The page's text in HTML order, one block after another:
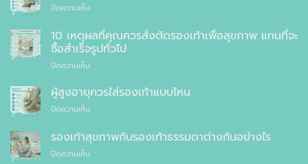
ปิดความเห็นบน
เพื่อ
สุขภาพ
ที่
แพทย์
10 เหตุผลที่คุณควรสั่งตัดรองเท้าเพื่อสุขภาพ แทนที่จะ
ซื้อสำเร็จรูปทั่วไป
ปิดความเห็นบน
เหตุผล
คุณ
สั่ง
ตัด
รองเท้า
ผู้สูงอายุควรใส่รองเท้าแบบไหน
ปิดความเห็นบน
สูง
อายุ
ควร
รองเท้าสุขภาพกับรองเท้าธรรมดาต่างกันอย่างไร
ปิดความเห็นบน